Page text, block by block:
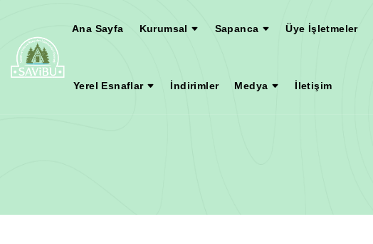
Ana Sayfa Kurumsal Sapanca Üye İşletmeler
Yerel Esnaflar İndirimler Medya İletişim